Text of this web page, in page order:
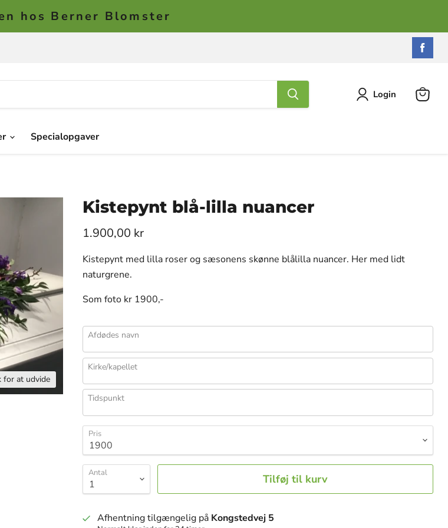
hos Berner Blomster
Login
Specialopgaver
for at udvide
Kistepynt blå-lilla nuancer
1.900,00 kr
Kistepynt med lilla roser og sæsonens skønne blålilla nuancer. Her med lidt
naturgrene.
Som foto kr 1900,-
Afdødes navn
Kirke/kapellet
Tidspunkt
Pris
Antal Tilføj til kurv
Afhentning tilgængelig på Kongstedvej 5